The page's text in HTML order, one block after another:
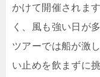
かけて開催されま
く、風も強い日が
ツアーでは船が激
い止めを飲まずに